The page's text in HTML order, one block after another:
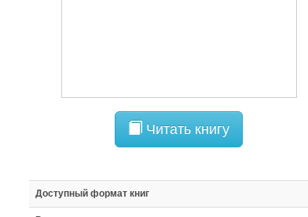
Читать книгу
Доступный формат книг